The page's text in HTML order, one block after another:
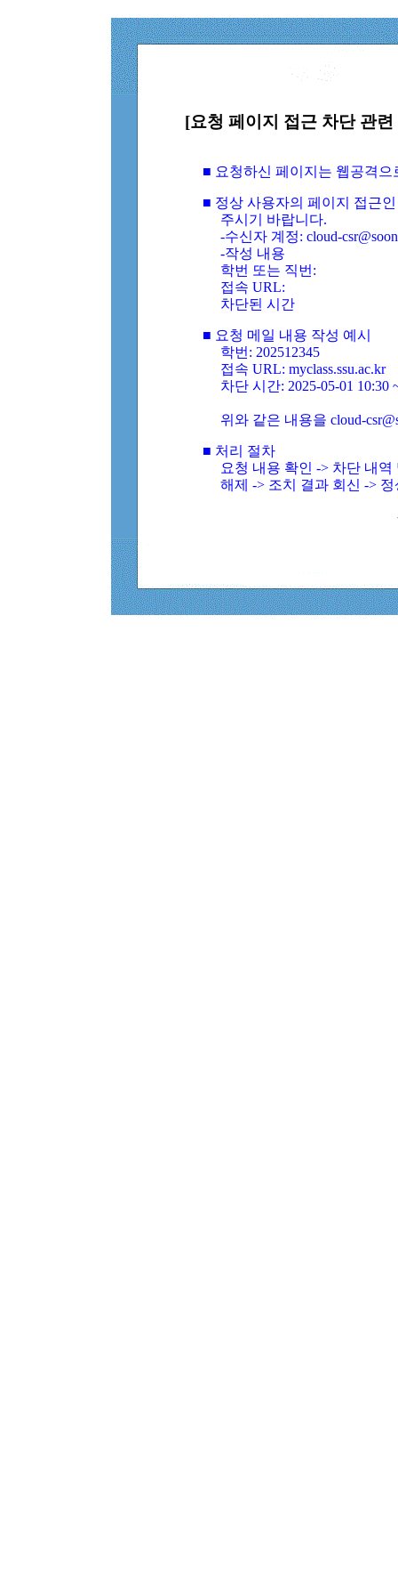
[요청 페이지 접근 차단 관
■ 요청하신 페이지는 웹공격
■ 정상 사용자의 페이지 접근
주시기 바랍니다.
-수신자 계정: cloud-
-작성 내용
학번 또는 직번:
접속 URL:
차단된 시간
■ 요청 메일 내용 작성 예시
학번: 202512345
접속 URL: myclass.ssu.ac.kr
차단 시간: 2025-05-01 10:30
위와 같은 내용을 cloud-
■ 처리 절차
요청 내용 확인 -> 차단 내
해제 -> 조치 결과 회신 ->